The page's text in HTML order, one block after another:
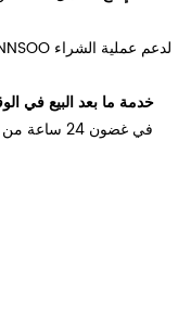
خدمة ما بعد البيع في
في غضون